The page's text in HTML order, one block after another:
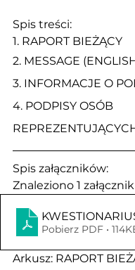
Spis treści:
1. RAPORT BIEŻĄCY
2. MESSAGE
3. INFORMACJE O
4. PODPISY OSÓB
Spis załączników:
Znaleziono 1 załącznik
Pobierz PDF •
Arkusz: RAPORT